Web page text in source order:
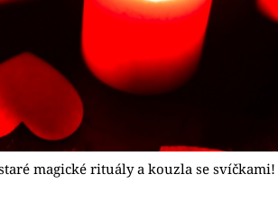
magické rituály a kouzla se svíčkami!